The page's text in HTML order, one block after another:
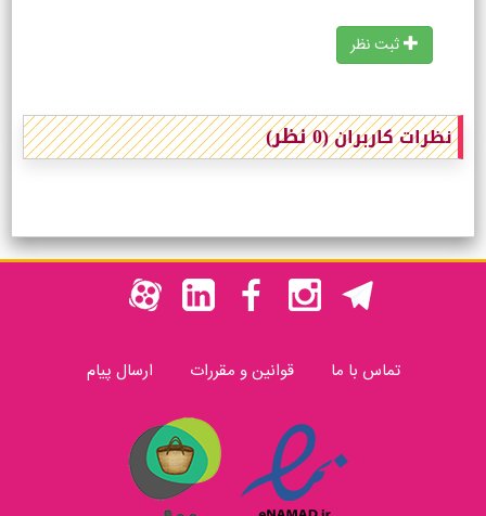
ثبت نظر
نظرات کاربران(0 نظر)
تماس با ما قوانین و مقررات ارسال پیام